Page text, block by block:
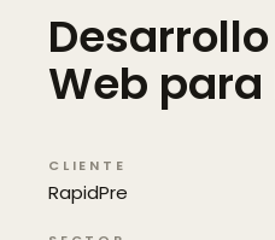
Desarrollo
Web para
CLIENTE
RapidPre